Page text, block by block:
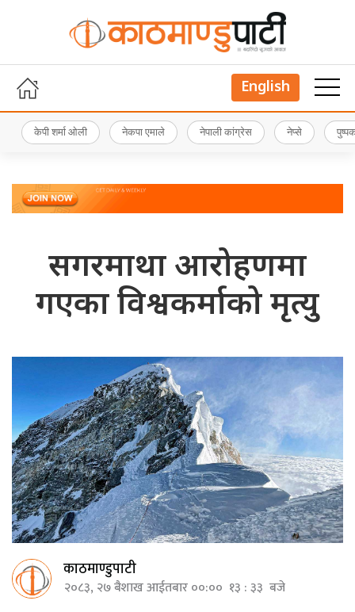
English
केपी शर्मा ओली नेकपा एमाले नेपाली कांग्रेस नेप्से
सगरमाथा आरोहणमा
गएका विश्वकर्माको मृत्यु
काठमाण्डुपाटी
२०८३, २७ बैशाख आईतबार ००:०० १३ : ३३ बजे